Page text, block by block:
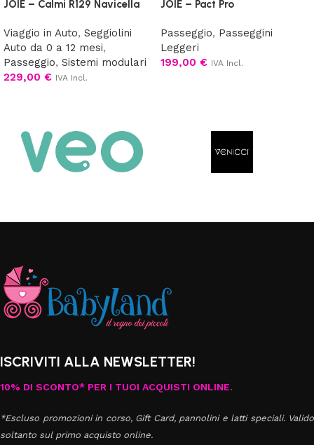
JOIE – Calmi R129 Navicella
Viaggio in Auto, Seggiolini
Auto da 0 a 12 mesi,
Passeggio, Sistemi modulari
229,00 € IVA Incl.
JOIE – Pact Pro
Passeggio, Passeggini
Leggeri
199,00 € IVA Incl.
ISCRIVITI ALLA NEWSLETTER!
10% DI SCONTO* PER I TUOI ACQUISTI ONLINE.
*Escluso promozioni in corso, Gift Card, pannolini e latti speciali. Valido
soltanto sul primo acquisto online.